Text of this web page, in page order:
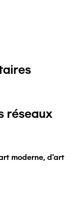
réseaux
moderne, d'art